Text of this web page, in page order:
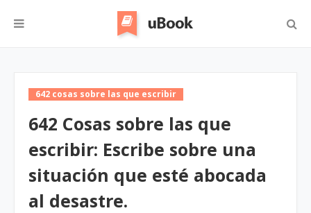
642 cosas sobre las que escribir
642 Cosas sobre las que
escribir: Escribe sobre una
situación que esté abocada
al desastre.